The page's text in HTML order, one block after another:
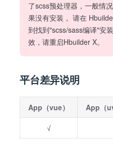
了scss预处理器，一般情
果没有安装， 请在
到找到"scss/sass编译"安
效，请重启Hbuilder X。
平台差异说明
App（vue） App（
√